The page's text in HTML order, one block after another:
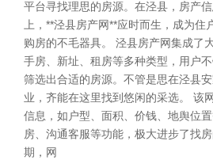
平台寻找理思的房源。在泾县，房产
上，**泾县房产网**应时而生，成为住
购房的不毛器具。 泾县房产网集成了
手房、新址、租房等多种类型，用户
筛选出合适的房源。不管是思在泾县
业，齐能在这里找到悠闲的采选。 该
信息，如户型、面积、价钱、地舆位
房、沟通客服等功能，极大进步了找
期，网